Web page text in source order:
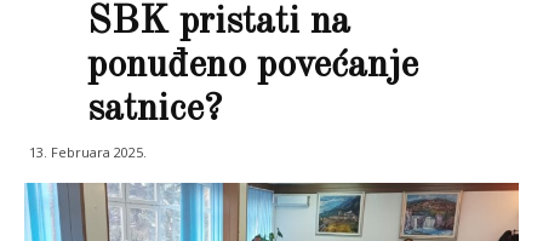
SBK pristati na
ponuđeno povećanje
satnice?
13. Februara 2025.